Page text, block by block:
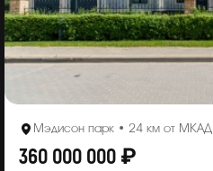
Мэдисон парк • 24 км от МКАД
360 000 000 ₽